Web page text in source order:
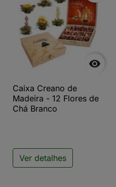

Caixa Creano de
Madeira - 12 Flores de
Chá Branco
Ver detalhes